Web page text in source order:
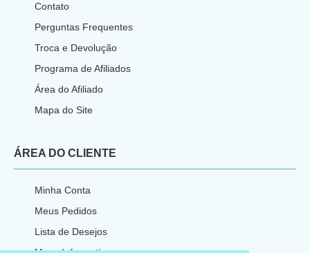
Contato
Perguntas Frequentes
Troca e Devolução
Programa de Afiliados
Área do Afiliado
Mapa do Site
ÁREA DO CLIENTE
Minha Conta
Meus Pedidos
Lista de Desejos